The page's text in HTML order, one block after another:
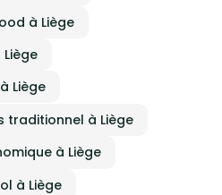
à Liège
Liège
traditionnel à Liège
à Liège
à Liège